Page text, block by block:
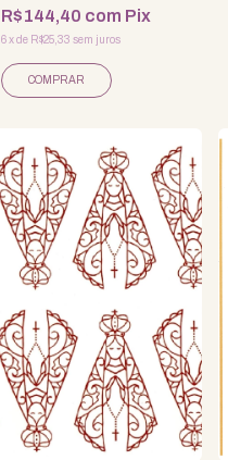
R$144,40 com Pix
6xde R$25,33 sem juros